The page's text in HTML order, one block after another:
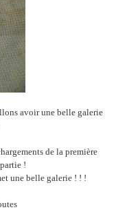
avoir une belle galerie
de la première
!
une belle galerie ! ! !